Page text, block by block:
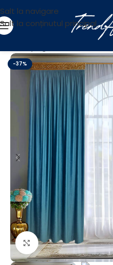
Salt la navigare
Salt la conținutul principal
-37%
Fă clic pentru a mări